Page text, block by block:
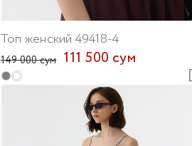
Топ женский 49418-4
149 000 сум 111 500 сум